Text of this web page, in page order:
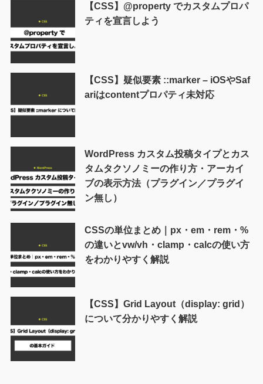
【CSS】@property でカスタムプロパ
ティを宣言しよう
【CSS】疑似要素 ::marker – iOSやSaf
ariはcontentプロパティ未対応
WordPress カスタム投稿タイプとカス
タムタクソノミーの作り方・アーカイ
ブの表示方法（プラグイン／プラグイ
ン無し）
CSSの単位まとめ｜px・em・rem・%
の違いとvw/vh・clamp・calcの使い方
をわかりやすく解説
【CSS】Grid Layout（display: grid）
について分かりやすく解説